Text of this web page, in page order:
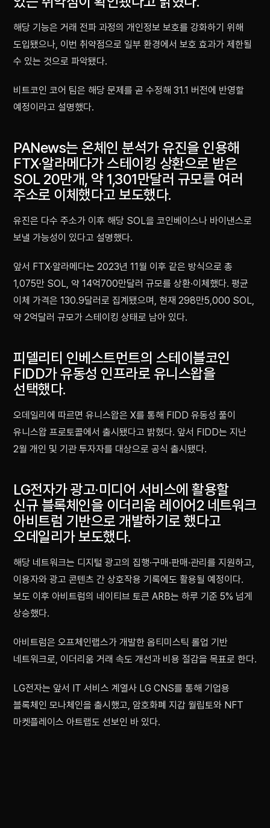
해당 기능은 거래 전파 과정의 개인정보 보호를 강화하기 위해
도입됐으나, 이번 취약점으로 일부 환경에서 보호 효과가 제한될
수 있는 것으로 파악됐다.
비트코인 코어 팀은 해당 문제를 곧 수정해 31.1 버전에 반영할
예정이라고 설명했다.
PANews는 온체인 분석가 유진을 인용해
FTX·알라메다가 스테이킹 상환으로 받은
SOL 20만개, 약 1,301만달러 규모를 여러
주소로 이체했다고 보도했다.
유진은 다수 주소가 이후 해당 SOL을 코인베이스나 바이낸스로
보낼 가능성이 있다고 설명했다.
앞서 FTX·알라메다는 2023년 11월 이후 같은 방식으로 총
1,075만 SOL, 약 14억700만달러 규모를 상환·이체했다. 평균
이체 가격은 130.9달러로 집계됐으며, 현재 298만5,000 SOL,
약 2억달러 규모가 스테이킹 상태로 남아 있다.
피델리티 인베스트먼트의 스테이블코인
FIDD가 유동성 인프라로 유니스왑을
선택했다.
오데일리에 따르면 유니스왑은 X를 통해 FIDD 유동성 풀이
유니스왑 프로토콜에서 출시됐다고 밝혔다. 앞서 FIDD는 지난
2월 개인 및 기관 투자자를 대상으로 공식 출시됐다.
LG전자가 광고·미디어 서비스에 활용할
신규 블록체인을 이더리움 레이어2 네트워크
아비트럼 기반으로 개발하기로 했다고
오데일리가 보도했다.
해당 네트워크는 디지털 광고의 집행·구매·판매·관리를 지원하고,
이용자와 광고 콘텐츠 간 상호작용 기록에도 활용될 예정이다.
보도 이후 아비트럼의 네이티브 토큰 ARB는 하루 기준 5% 넘게
상승했다.
아비트럼은 오프체인랩스가 개발한 옵티미스틱 롤업 기반
네트워크로, 이더리움 거래 속도 개선과 비용 절감을 목표로 한다.
LG전자는 앞서 IT 서비스 계열사 LG CNS를 통해 기업용
블록체인 모나체인을 출시했고, 암호화폐 지갑 월립토와 NFT
마켓플레이스 아트랩도 선보인 바 있다.